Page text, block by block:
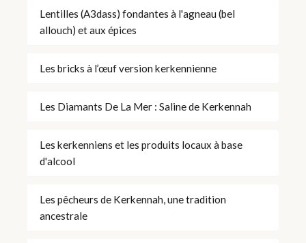
Lentilles (A3dass) fondantes à l'agneau (bel
allouch) et aux épices
Les bricks à l’œuf version kerkennienne
Les Diamants De La Mer : Saline de Kerkennah
Les kerkenniens et les produits locaux à base
d'alcool
Les pêcheurs de Kerkennah, une tradition
ancestrale